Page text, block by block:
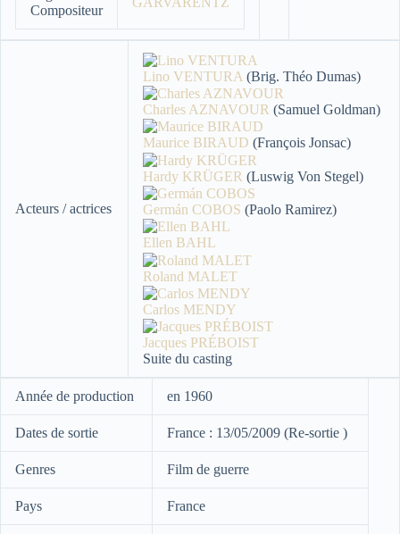
Compositeur
Acteurs / actrices
Lino VENTURA (Brig. Théo Dumas)
Charles AZNAVOUR (Samuel Goldman)
Maurice BIRAUD (François Jonsac)
Hardy KRÜGER (Luswig Von Stegel)
Germán COBOS (Paolo Ramirez)
Ellen BAHL
Roland MALET
Carlos MENDY
Jacques PRÉBOIST
Suite du casting
Année de production en 1960
Dates de sortie France : 13/05/2009 (Re-sortie )
Genres Film de guerre
Pays France